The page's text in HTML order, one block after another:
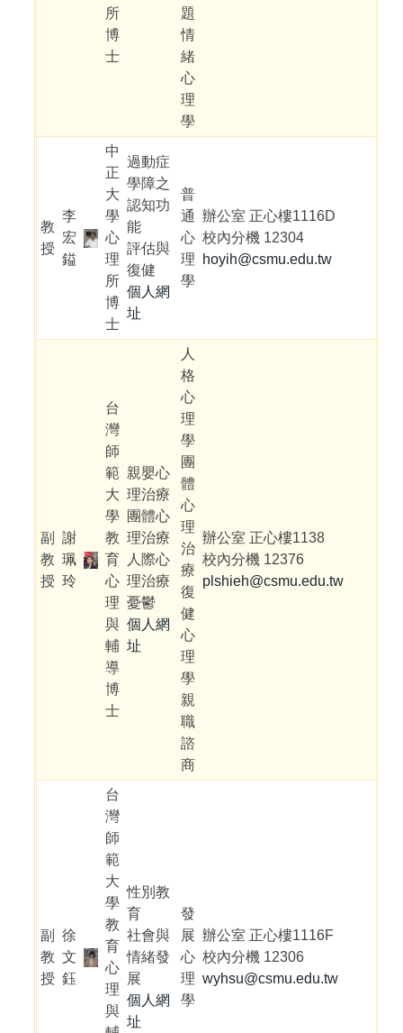
所
博
士
題
情
緒
心
理
學
教
授
李
宏
鎰
中
正
大
學
心
理
所
博
士
過動症
學障之
認知功
能
評估與
復健
個人網
址
普
通
心
理
學
辦公室 正心樓1116D
校內分機 12304
hoyih@csmu.edu.tw
副
教
授
謝
珮
玲
台
灣
師
範
大
學
教
育
心
理
與
輔
導
博
士
親嬰心
理治療
團體心
理治療
人際心
理治療
憂鬱
個人網
址
人
格
心
理
學
團
體
心
理
治
療
復
健
心
理
學
親
職
諮
商
辦公室 正心樓1138
校內分機 12376
plshieh@csmu.edu.tw
副
教
授
徐
文
鈺
台
灣
師
範
大
學
教
育
心
理
與
性別教
育
社會與
情緒發
展
個人網
址
發
展
心
理
學
辦公室 正心樓1116F
校內分機 12306
wyhsu@csmu.edu.tw